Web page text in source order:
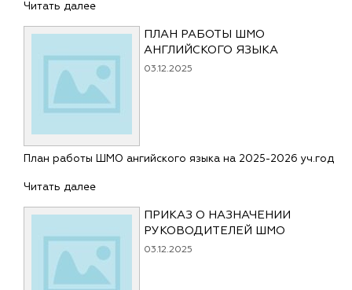
Читать далее
ПЛАН РАБОТЫ ШМО
АНГЛИЙСКОГО ЯЗЫКА
03.12.2025
План работы ШМО ангийского языка на 2025-2026 уч.год
Читать далее
ПРИКАЗ О НАЗНАЧЕНИИ
РУКОВОДИТЕЛЕЙ ШМО
03.12.2025